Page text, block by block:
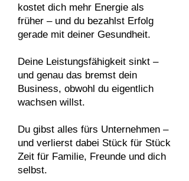
kostet dich mehr Energie als
früher – und du bezahlst Erfolg
gerade mit deiner Gesundheit.
Deine Leistungsfähigkeit sinkt –
und genau das bremst dein
Business, obwohl du eigentlich
wachsen willst.
Du gibst alles fürs Unternehmen –
und verlierst dabei Stück für Stück
Zeit für Familie, Freunde und dich
selbst.